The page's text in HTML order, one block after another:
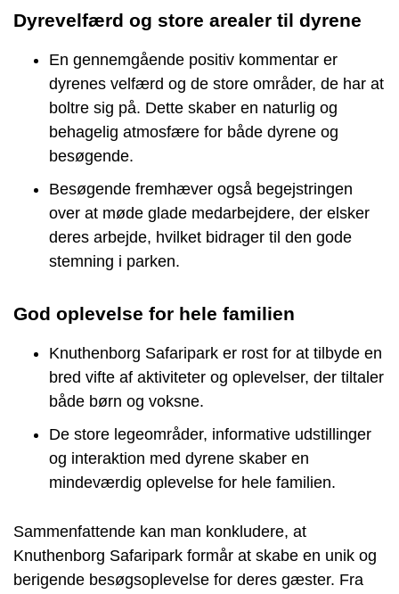
Dyrevelfærd og store arealer til dyrene
En gennemgående positiv kommentar er
dyrenes velfærd og de store områder, de har at
boltre sig på. Dette skaber en naturlig og
behagelig atmosfære for både dyrene og
besøgende.
Besøgende fremhæver også begejstringen
over at møde glade medarbejdere, der elsker
deres arbejde, hvilket bidrager til den gode
stemning i parken.
God oplevelse for hele familien
Knuthenborg Safaripark er rost for at tilbyde en
bred vifte af aktiviteter og oplevelser, der tiltaler
både børn og voksne.
De store legeområder, informative udstillinger
og interaktion med dyrene skaber en
mindeværdig oplevelse for hele familien.
Sammenfattende kan man konkludere, at
Knuthenborg Safaripark formår at skabe en unik og
berigende besøgsoplevelse for deres gæster. Fra